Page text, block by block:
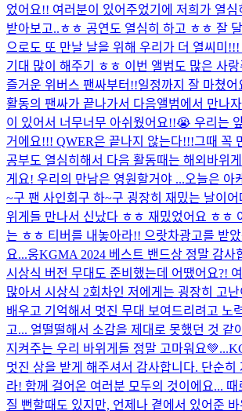
었어요!! 여러분이 있어주었기에 저희가 열심
받아보고..ㅎㅎ 공연도 열심히 하고 ㅎㅎ 잘
으로도 또 만날 날을 위해 우리가 더 열씨미
기대 많이 해주기 ㅎㅎ 이번 앨범도 많은 사
즐거운 위버스 팬싸부터!!일정까지 잘 마쳤어
활동의 팬싸가 끝나가서 다음앨범에서 만나
이 있어서 너무너무 아쉬웠어요!!😭 우리는
거에요!!! QWER은 끝나지 않는다!!!그때 꼭
공부도 열심히해서 다음 활동때는 해외바위
게요! 우리의 만남은 영원할거야 ...오늘은 아
~구 팬 사인회구 하~구 굉장히 재밌는 날이
위게들 만나서 신났다 ㅎㅎ 재밌었어요 ㅎㅎ
는 ㅎㅎ 티버를 내놓아라!! 으랏차광고를 받
요...웅KGMA 2024 베스트 밴드상 정말 감사
시상식 버전 무대도 준비했는데 어땠어요?!
많아서 시상식 2회차인 저에게는 굉장히 고난
배우고 기억해서 멋진 무대 보여드리려고 노
고... 얼떨떨해서 소감을 제대로 못했던 것 같
지켜주는 우리 바위게들 정말 고마워요💚...
멋진 상을 받게 해주셔서 감사합니다. 단순히
라! 함께 걸어온 여러분 모두의 것이에요... 때
질 뻔할때도 있지만, 언제나 곁에서 있어준